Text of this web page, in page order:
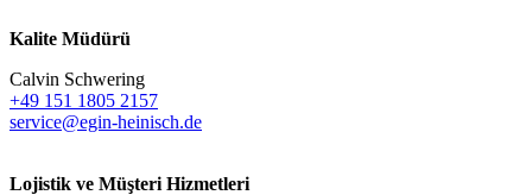
Kalite Müdürü
Calvin Schwering
+49 151 1805 2157
service@egin-heinisch.de
Lojistik ve Müşteri Hizmetleri